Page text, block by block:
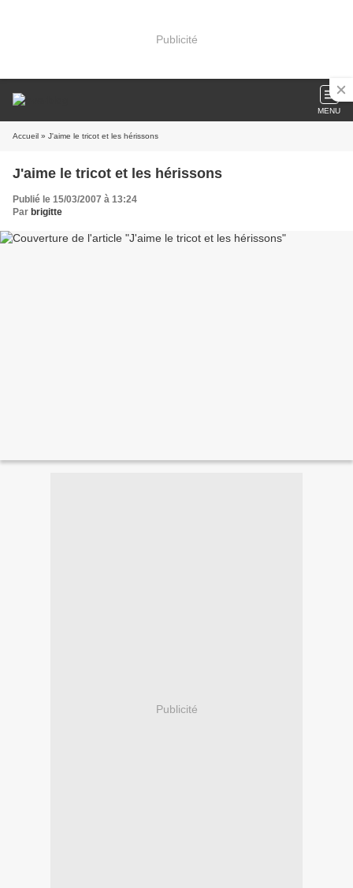
Publicité
MENU
Accueil » J'aime le tricot et les hérissons
J'aime le tricot et les hérissons
Publié le 15/03/2007 à 13:24
Par brigitte
Publicité